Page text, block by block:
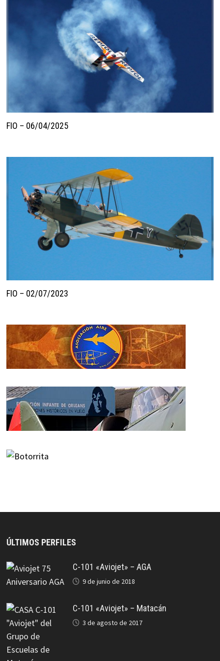
FIO – 06/04/2025
FIO – 02/07/2023
ÚLTIMOS PERFILES
C-101 «Aviojet» – AGA
9 de junio de 2018
C-101 «Aviojet» – Matacán
3 de agosto de 2017